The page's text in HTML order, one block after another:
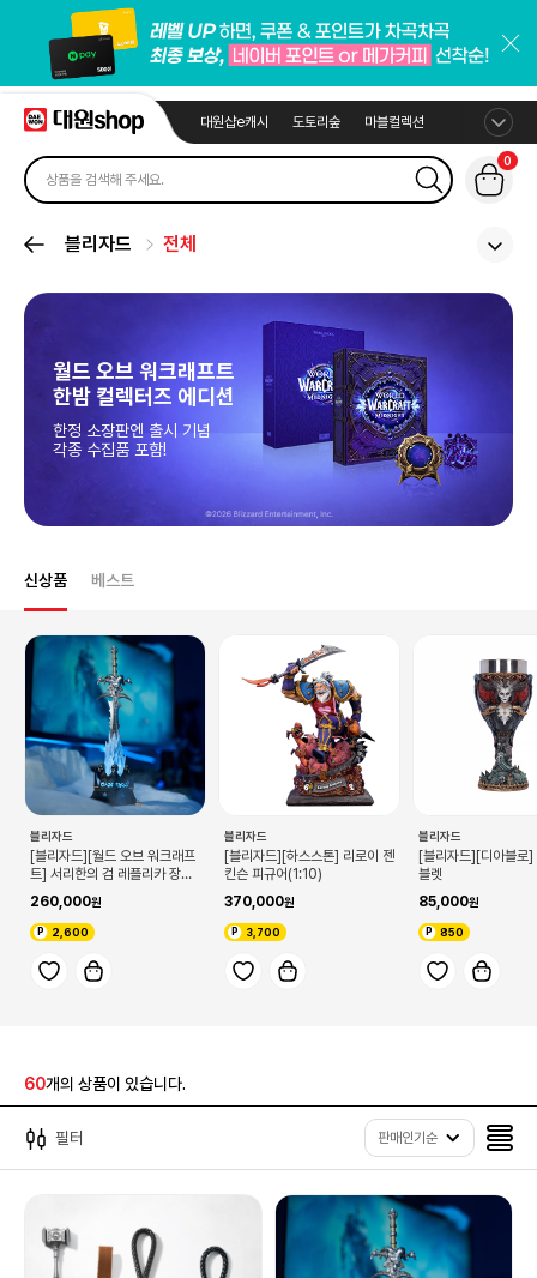
대원샵e캐시 도토리숲 마블컬렉션
0
블리자드 전체
월드 오브 워크래프트
한밤 컬렉터즈 에디션
한정 소장판엔 출시 기념
각종 수집품 포함!
신상품 베스트
블리자드
[블리자드][월드 오브 워크래프
트] 서리한의 검 레플리카 장식
260,000
2,600
블리자드
[블리자드][하스스톤] 리로이 젠
킨슨 피규어(1:10)
370,000
3,700
블리자드
[블리자드][디아블로]
블렛
85,000
850
60개의 상품이 있습니다.
필터 판매인기순